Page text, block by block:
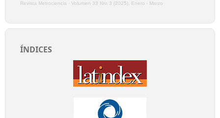
Revista Metrociencia · Volumen 33 Nro 3 (2025), Enero - Marzo
ÍNDICES